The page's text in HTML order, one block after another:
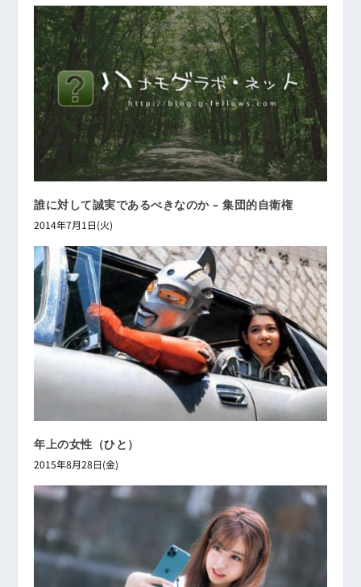
誰に対して誠実であるべきなのか – 集団的自衛権
2014年7月1日(火)
年上の女性（ひと）
2015年8月28日(金)